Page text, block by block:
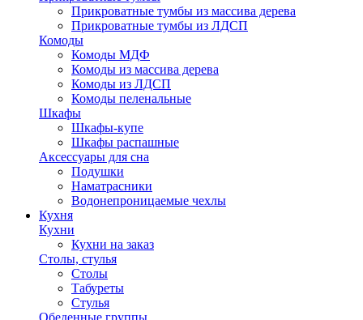
Прикроватные тумбы из массива дерева
Прикроватные тумбы из ЛДСП
Комоды
Комоды МДФ
Комоды из массива дерева
Комоды из ЛДСП
Комоды пеленальные
Шкафы
Шкафы-купе
Шкафы распашные
Аксессуары для сна
Подушки
Наматрасники
Водонепроницаемые чехлы
Кухня
Кухни
Кухни на заказ
Столы, стулья
Столы
Табуреты
Стулья
Обеденные группы